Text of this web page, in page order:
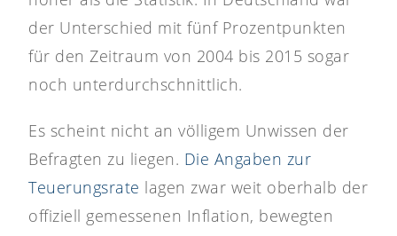
der Unterschied mit fünf Prozentpunkten
für den Zeitraum von 2004 bis 2015 sogar
noch unterdurchschnittlich.
Es scheint nicht an völligem Unwissen der
Befragten zu liegen. Die Angaben zur
Teuerungsrate lagen zwar weit oberhalb der
offiziell gemessenen Inflation, bewegten